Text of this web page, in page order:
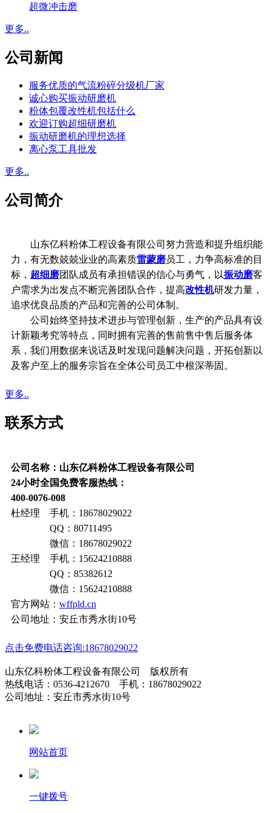
超微冲击磨
更多..
公司新闻
服务优质的气流粉碎分级机厂家
诚心购买振动研磨机
粉体包覆改性机包括什么
欢迎订购超细研磨机
振动研磨机的理想选择
离心泵工具批发
更多..
公司简介
山东亿科粉体工程设备有限公司努力营造和提升组织能
力，有无数兢兢业业的高素质雷蒙磨员工，力争高标准的目
标， 超细磨团队成员有承担错误的信心与勇气，以振动磨客
户需求为出发点不断完善团队合作，提高改性机研发力量，
追求优良品质的产品和完善的公司体制。
公司始终坚持技术进步与管理创新，生产的产品具有设
计新颖考究等特点，同时拥有完善的售前售中售后服务体
系，我们用数据来说话及时发现问题解决问题，开拓创新以
及客户至上的服务宗旨在全体公司员工中根深蒂固。
更多..
联系方式
公司名称：山东亿科粉体工程设备有限公司
24小时全国免费客服热线：
400-0076-008
杜经理 手机：18678029022
QQ：80711495
微信：18678029022
王经理 手机：15624210888
QQ：85382612
微信：15624210888
官方网站： wffpld.cn
公司地址：安丘市秀水街10号
点击免费电话咨询:18678029022
山东亿科粉体工程设备有限公司 版权所有
热线电话：0536-4212670 手机：18678029022
公司地址：安丘市秀水街10号
网站首页
一键拨号